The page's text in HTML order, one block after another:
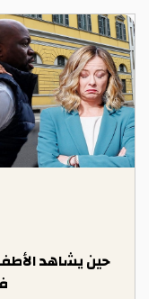
حين يشاهد